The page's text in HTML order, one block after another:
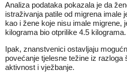
Analiza podataka pokazala je da
istraživanja patile od migrena imale
kao i žene koje nisu imale migrene,
kilograma bio otprilike 4.5 kilograma.
Ipak, znanstvenici ostavljaju
povećanje tjelesne težine iz
aktivnost i vježbanje.